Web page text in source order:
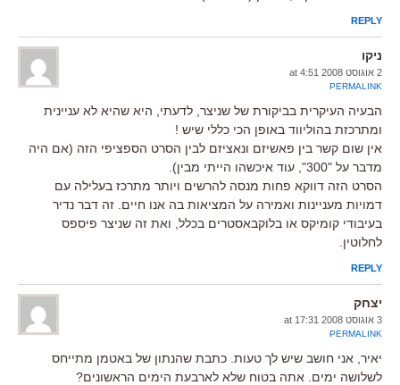
REPLY
ניקו
2 אוגוסט 2008 at 4:51
PERMALINK
הבעיה העיקרית בביקורת של שניצר, לדעתי, היא שהיא לא עניינית
ומתרכזת בהוליווד באופן הכי כללי שיש !
אין שום קשר בין פאשיזם ונאציזם לבין הסרט הספציפי הזה (אם היה
מדבר על "300", עוד איכשהו הייתי מבין).
הסרט הזה דווקא פחות מנסה להרשים ויותר מתרכז בעלילה עם
דמויות מעניינות ואמירה על המציאות בה אנו חיים. זה דבר נדיר
בעיבודי קומיקס או בלוקבאסטרים בכלל, ואת זה שניצר פיספס
לחלוטין.
REPLY
יצחק
3 אוגוסט 2008 at 17:31
PERMALINK
יאיר, אני חושב שיש לך טעות. כתבת שהנתון של באטמן מתייחס
לשלושה ימים. אתה בטוח שלא לארבעת הימים הראשונים?